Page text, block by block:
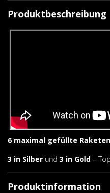
Produktbeschreibung
6 maximal gefüllte
3 in Silber und 3 in Gold –
Produktinformation